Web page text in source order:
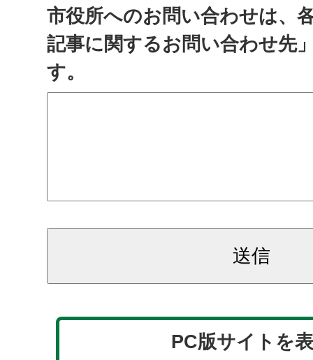
市役所へのお問い合わせは、
記事に関するお問い合わせ先
す。
PC版サイトを